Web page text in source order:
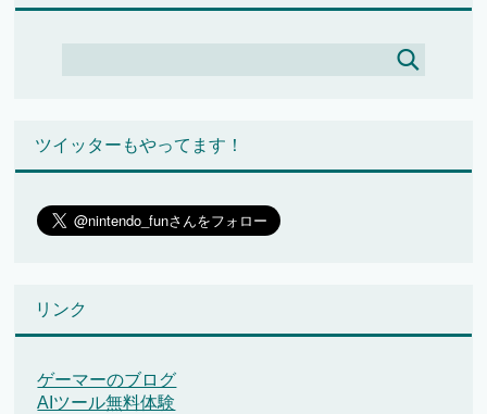
ツイッターもやってます！
リンク
ゲーマーのブログ
AIツール無料体験